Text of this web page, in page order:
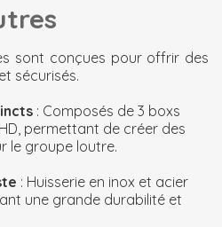
sont conçues pour offrir des
sécurisés.
: Composés de 3 boxs
permettant de créer des
le groupe loutre.
: Huisserie en inox et acier
une grande durabilité et